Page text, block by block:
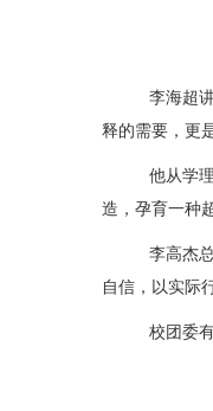
李海超
释的需要，更
他从学
造，孕育一种
李高杰
自信，以实际
校团委